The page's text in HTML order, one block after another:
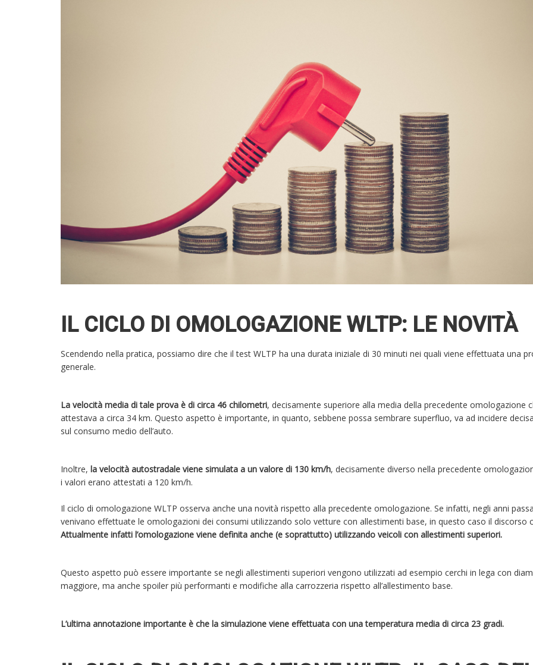
IL CICLO DI OMOLOGAZIONE WLTP: LE NOVITÀ
Scendendo nella pratica, possiamo dire che il test WLTP ha una durata iniziale di 30 minuti nei quali viene effettuata una
generale.
La velocità media di tale prova è di circa 46 chilometri, decisamente superiore alla media della precedente omologazione
attestava a circa 34 km. Questo aspetto è importante, in quanto, sebbene possa sembrare superfluo, va ad incidere
sul consumo medio dell’auto.
Inoltre, la velocità autostradale viene simulata a un valore di 130 km/h, decisamente diverso nella precedente
i valori erano attestati a 120 km/h.
Il ciclo di omologazione WLTP osserva anche una novità rispetto alla precedente omologazione. Se infatti, negli anni
venivano effettuate le omologazioni dei consumi utilizzando solo vetture con allestimenti base, in questo caso il discorso
Attualmente infatti l’omologazione viene definita anche (e soprattutto) utilizzando veicoli con allestimenti superiori.
Questo aspetto può essere importante se negli allestimenti superiori vengono utilizzati ad esempio cerchi in lega con
maggiore, ma anche spoiler più performanti e modifiche alla carrozzeria rispetto all’allestimento base.
L’ultima annotazione importante è che la simulazione viene effettuata con una temperatura media di circa 23 gradi.